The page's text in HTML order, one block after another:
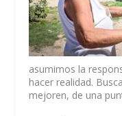
asumimos la
hacer realidad.
mejoren, de una